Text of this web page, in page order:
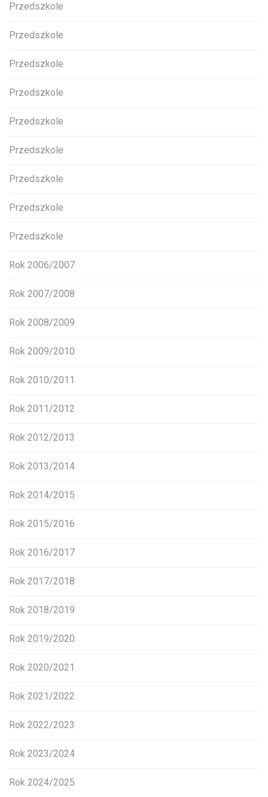
Przedszkole
Przedszkole
Przedszkole
Przedszkole
Przedszkole
Przedszkole
Przedszkole
Przedszkole
Przedszkole
Rok 2006/2007
Rok 2007/2008
Rok 2008/2009
Rok 2009/2010
Rok 2010/2011
Rok 2011/2012
Rok 2012/2013
Rok 2013/2014
Rok 2014/2015
Rok 2015/2016
Rok 2016/2017
Rok 2017/2018
Rok 2018/2019
Rok 2019/2020
Rok 2020/2021
Rok 2021/2022
Rok 2022/2023
Rok 2023/2024
Rok 2024/2025